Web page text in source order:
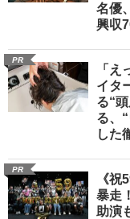
名優
興収
PR
「
イタ
る“
る、
した
PR
《
暴走
助演